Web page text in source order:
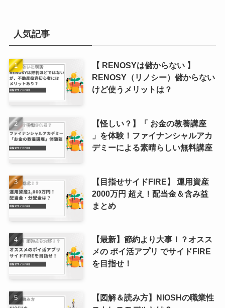
人気記事
【 RENOSYは儲からない 】
RENOSY（リノシー）儲からない
けど使うメリットは？
【怪しい？】「 お金の教養講座
」を体験！ファイナンシャルアカ
デミーによる素晴らしい無料講座
【目指せサイドFIRE】 運用資産
2000万円 超え！配当金＆含み益
まとめ
【最新】節約より大事！？オスス
メの ポイ活アプリ でサイドFIRE
を目指せ！
【図解＆読み方】NIOSHの職業性